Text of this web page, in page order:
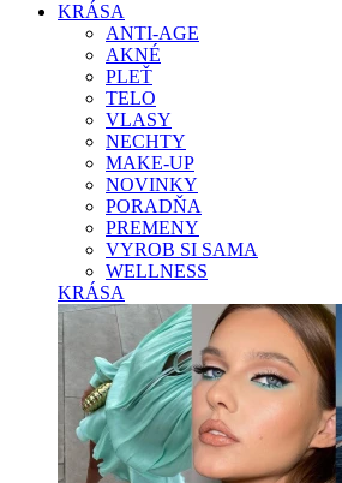
KRÁSA
ANTI-AGE
AKNÉ
PLEŤ
TELO
VLASY
NECHTY
MAKE-UP
NOVINKY
PORADŇA
PREMENY
VYROB SI SAMA
WELLNESS
KRÁSA